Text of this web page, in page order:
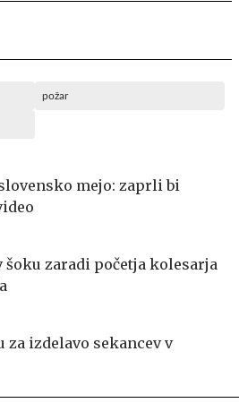
požar
mejo: zaprli bi
zaradi početja kolesarja
za izdelavo sekancev v